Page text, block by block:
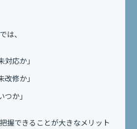
は、
対応か」
改修か」
つか」
握できることが大きなメリット